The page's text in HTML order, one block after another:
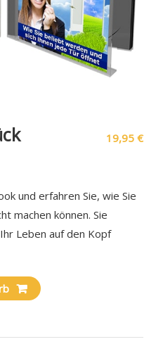
19,95€
und erfahren Sie, wie Sie
machen können. Sie
Leben auf den Kopf